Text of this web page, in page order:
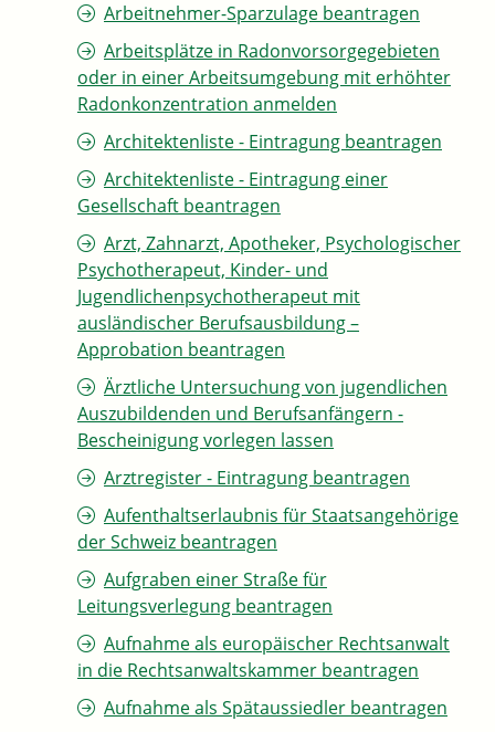
Arbeitnehmer-Sparzulage beantragen
Arbeitsplätze in Radonvorsorgegebieten
oder in einer Arbeitsumgebung mit erhöhter
Radonkonzentration anmelden
Architektenliste - Eintragung beantragen
Architektenliste - Eintragung einer
Gesellschaft beantragen
Arzt, Zahnarzt, Apotheker, Psychologischer
Psychotherapeut, Kinder- und
Jugendlichenpsychotherapeut mit
ausländischer Berufsausbildung –
Approbation beantragen
Ärztliche Untersuchung von jugendlichen
Auszubildenden und Berufsanfängern -
Bescheinigung vorlegen lassen
Arztregister - Eintragung beantragen
Aufenthaltserlaubnis für Staatsangehörige
der Schweiz beantragen
Aufgraben einer Straße für
Leitungsverlegung beantragen
Aufnahme als europäischer Rechtsanwalt
in die Rechtsanwaltskammer beantragen
Aufnahme als Spätaussiedler beantragen